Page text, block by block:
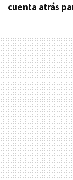
cuenta atrás